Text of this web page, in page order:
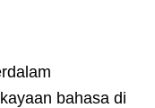
bahasa di